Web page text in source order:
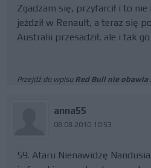
Zgadzam się, przyfarcił i to
jeżdził w Renault, a teraz się
Australii przesadził, ale i tak
Przejdź do wpisu Red Bull nie
anna55
08.08.2010 10:53
59. Ataru Nienawidzę